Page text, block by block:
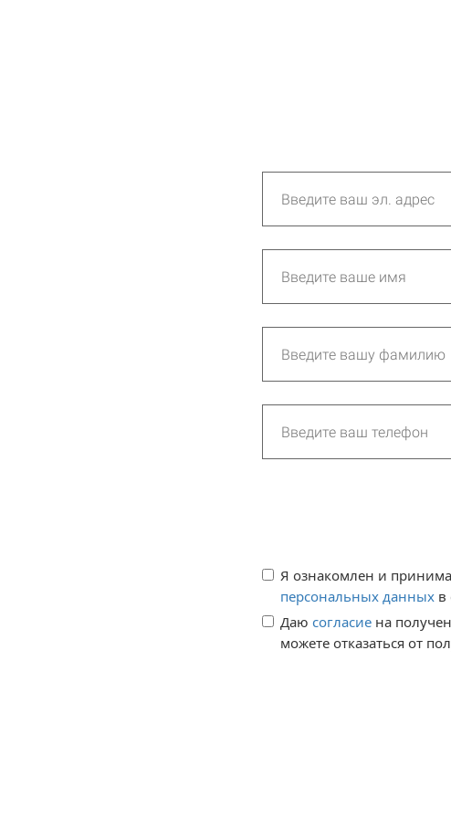
Я ознакомлен и
персональных данных в
Даю согласие на
можете отказаться от